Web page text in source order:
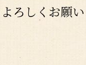
ろしくお願